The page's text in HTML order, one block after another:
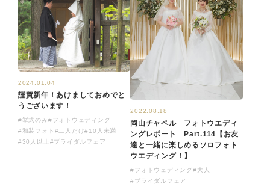
2024.01.04
謹賀新年！あけましておめでと
うございます！
#挙式のみ#フォトウェディング
#和装フォト #二人だけ#10人未満
#30人以上#ブライダルフェア
2022.08.18
岡山チャペル フォトウエディ
ングレポート Part.114【お友
達と一緒に楽しめるソロフォト
ウエディング！】
#フォトウェディング#大人
#ブライダルフェア